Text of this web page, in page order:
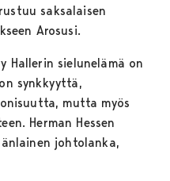
saksalaisen
Arosusi.
Hallerin sielunelämä on
synkkyyttä,
mutta myös
Herman Hessen
johtolanka,